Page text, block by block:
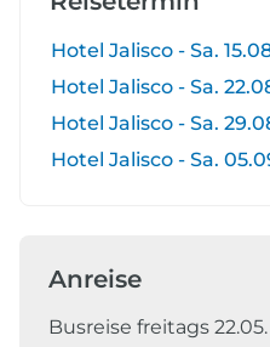
Hotel Jalisco - Sa.
Hotel Jalisco - Sa.
Hotel Jalisco - Sa.
Hotel Jalisco - Sa.
Anreise
Busreise freitags 22.05.